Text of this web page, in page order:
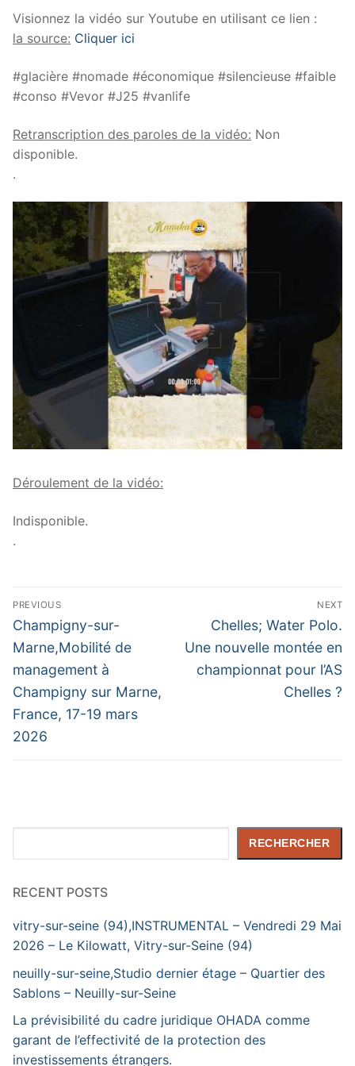
Visionnez la vidéo sur Youtube en utilisant ce lien :
la source: Cliquer ici
#glacière #nomade #économique #silencieuse #faible
#conso #Vevor #J25 #vanlife
Retranscription des paroles de la vidéo: Non
disponible.
.
Déroulement de la vidéo:
Indisponible.
.
Navigation
de
l’article
PREVIOUS
Previous
post:
Champigny-sur-
Marne,Mobilité de
management à
Champigny sur Marne,
France, 17-19 mars
2026
NEXT
Next
post:
Chelles; Water Polo.
Une nouvelle montée en
championnat pour l’AS
Chelles ?
RECHERCHER
RECENT POSTS
vitry-sur-seine (94),INSTRUMENTAL – Vendredi 29 Mai
2026 – Le Kilowatt, Vitry-sur-Seine (94)
neuilly-sur-seine,Studio dernier étage – Quartier des
Sablons – Neuilly-sur-Seine
La prévisibilité du cadre juridique OHADA comme
garant de l’effectivité de la protection des
investissements étrangers.